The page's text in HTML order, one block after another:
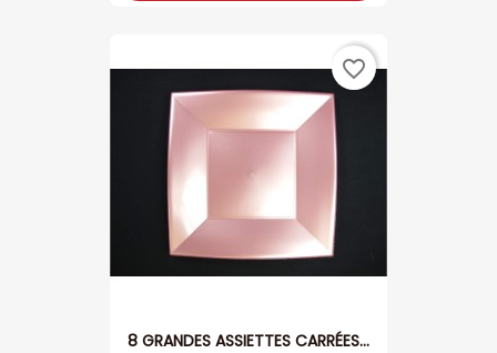
8 GRANDES ASSIETTES CARRÉES...
favorite_border